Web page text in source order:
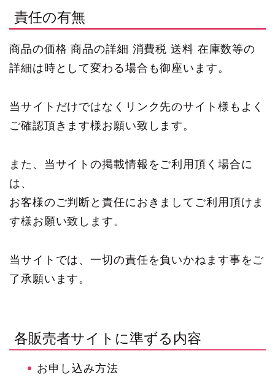
責任の有無
商品の価格 商品の詳細 消費税 送料 在庫数等の
詳細は時として変わる場合も御座います。
当サイトだけではなくリンク先のサイト様もよく
ご確認頂きます様お願い致します。
また、当サイトの掲載情報をご利用頂く場合に
は、
お客様のご判断と責任におきましてご利用頂けま
す様お願い致します。
当サイトでは、一切の責任を負いかねます事をご
了承願います。
各販売者サイトに準ずる内容
お申し込み方法